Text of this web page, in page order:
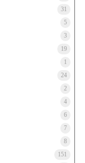
31
5
3
19
1
24
2
4
6
7
8
151